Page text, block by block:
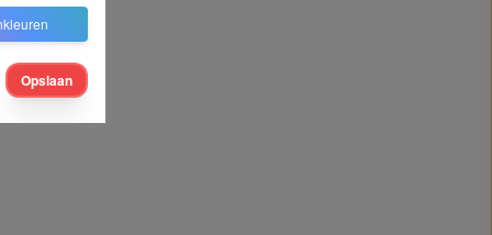
Opslaan